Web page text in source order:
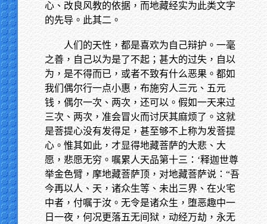
心、改良风教的依据，而地藏经实为此类文字
的先导。此其二。
人们的天性，都是喜欢为自己辩护。一毫
之善，自己以为是了不起；甚大的过失，自以
为，是不得而已，或者不致有什么恶果。都如
我们偶尔行一点小惠，布施穷人三元、五元
钱，偶尔一次、两次，还可以。假如一天来过
三次、两次，准会冒火而讨厌其麻烦了。这就
是菩提心没有发得足，甚至够不上称为发菩提
心。惟其如此，才显得地藏菩萨的大悲、大
愿，悲愿无穷。嘱累人天品第十三：‘释迦世尊
举金色臂，摩地藏菩萨顶，对地藏菩萨说：“吾
今再以人、天，诸众生等、未出三界、在火宅
中者，付嘱于汝。无令是诸众生，堕恶趣中一
日一夜，何况更落五无间狱，动经万劫，永无